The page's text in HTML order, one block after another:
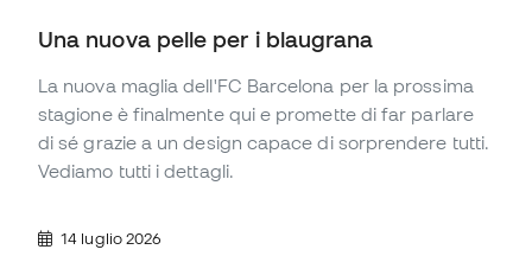
Una nuova pelle per i blaugrana
La nuova maglia dell'FC Barcelona per la prossima
stagione è finalmente qui e promette di far parlare
di sé grazie a un design capace di sorprendere tutti.
Vediamo tutti i dettagli.
14 luglio 2026